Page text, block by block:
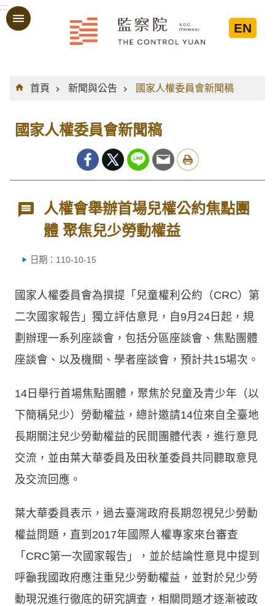
跳到主要內容區塊
:::
EN
:::
首頁
新聞與公告 國家人權委員會新聞稿
國家人權委員會新聞稿
人權會舉辦首場兒權公約焦點團
體 聚焦兒少勞動權益
日期：110-10-15
國家人權委員會為撰提「兒童權利公約（CRC）第
二次國家報告」獨立評估意見，自9月24日起，規
劃辦理一系列座談會，包括分區座談會、焦點團體
座談會、以及機關、學者座談會，預計共15場次。
14日舉行首場焦點團體，聚焦於兒童及青少年（以
下簡稱兒少）勞動權益，總計邀請14位來自全臺地
長期關注兒少勞動權益的民間團體代表，進行意見
交流，並由葉大華委員及田秋堇委員共同聽取意見
及交流回應。
葉大華委員表示，過去臺灣政府長期忽視兒少勞動
權益問題，直到2017年國際人權專家來台審查
「CRC第一次國家報告」，並於結論性意見中提到
呼籲我國政府應注重兒少勞動權益，並對於兒少勞
動現況進行徹底的研究調查，相關問題才逐漸被政